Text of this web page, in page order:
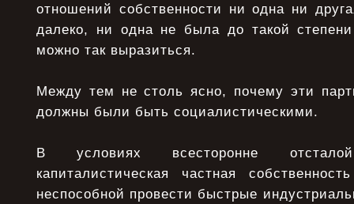
отношений собственности ни одна ни
далеко, ни одна не была до такой
можно так выразиться.
Между тем не столь ясно, почему эти
должны были быть социалистическими.
В условиях всесторонне
капиталистическая частная
неспособной провести быстрые